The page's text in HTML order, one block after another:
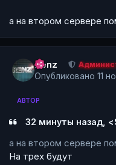
а на втором сервере
Renz
Опубликовано 11
АВТОР
32 минуты назад,
а на втором сервере
На трех будут